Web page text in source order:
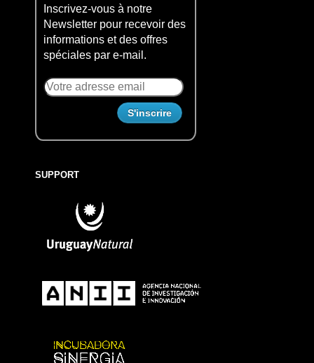
Inscrivez-vous à notre
Newsletter pour recevoir des
informations et des offres
spéciales par e-mail.
SUPPORT